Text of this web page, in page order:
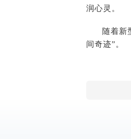
润心灵。
随着新
间奇迹”。